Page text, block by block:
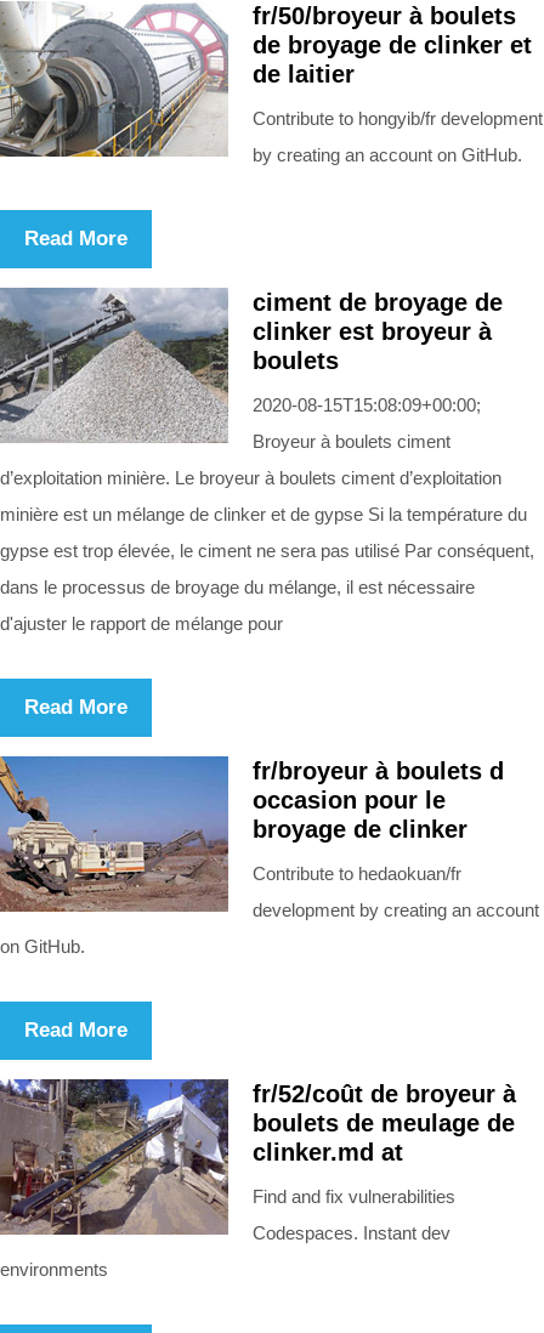
fr/50/broyeur à boulets
de broyage de clinker et
de laitier
Contribute to hongyib/fr development
by creating an account on GitHub.
Read More
ciment de broyage de
clinker est broyeur à
boulets
2020-08-15T15:08:09+00:00;
Broyeur à boulets ciment
d’exploitation minière. Le broyeur à boulets ciment d’exploitation
minière est un mélange de clinker et de gypse Si la température du
gypse est trop élevée, le ciment ne sera pas utilisé Par conséquent,
dans le processus de broyage du mélange, il est nécessaire
d'ajuster le rapport de mélange pour
Read More
fr/broyeur à boulets d
occasion pour le
broyage de clinker
Contribute to hedaokuan/fr
development by creating an account
on GitHub.
Read More
fr/52/coût de broyeur à
boulets de meulage de
clinker.md at
Find and fix vulnerabilities
Codespaces. Instant dev
environments